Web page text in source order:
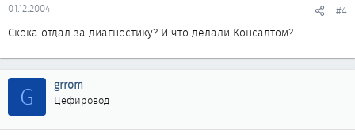
01.12.2004 #4
Скока отдал за диагностику? И что делали Консалтом?
G grrom
Цефировод